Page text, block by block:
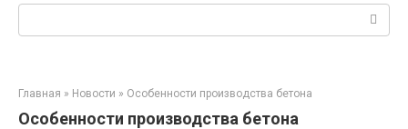
Главная » Новости » Особенности производства бетона
Особенности производства бетона